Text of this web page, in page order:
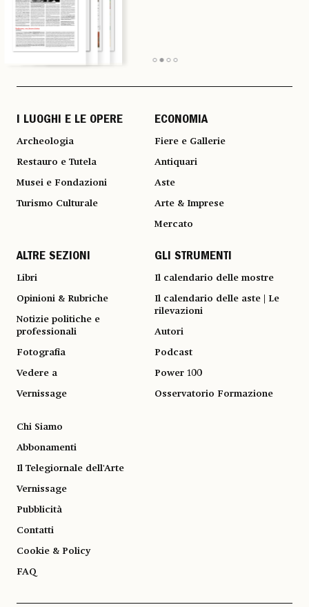
I LUOGHI E LE OPERE
Archeologia
Restauro e Tutela
Musei e Fondazioni
Turismo Culturale
ECONOMIA
Fiere e Gallerie
Antiquari
Aste
Arte & Imprese
Mercato
ALTRE SEZIONI
Libri
Opinioni & Rubriche
Notizie politiche e
professionali
Fotografia
Vedere a
Vernissage
GLI STRUMENTI
Il calendario delle mostre
Il calendario delle aste | Le
rilevazioni
Autori
Podcast
Power 100
Osservatorio Formazione
Chi Siamo
Abbonamenti
Il Telegiornale dell'Arte
Vernissage
Pubblicità
Contatti
Cookie & Policy
FAQ